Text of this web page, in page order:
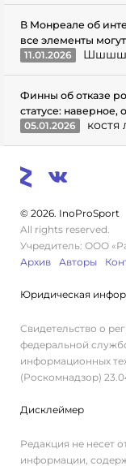
В Монреале об
все элементы
11.01.2026
Финны об отказе
статусе: наверное,
05.01.2026
костя
© 2026. InoProSport
All rights reserved.
Учредитель: ООО
Архив
Авторы
Юридическая
Свидетельство о
федеральной
информационных
(Роскомнадзор)
Дисклеймер
Редакция не несет
информации,